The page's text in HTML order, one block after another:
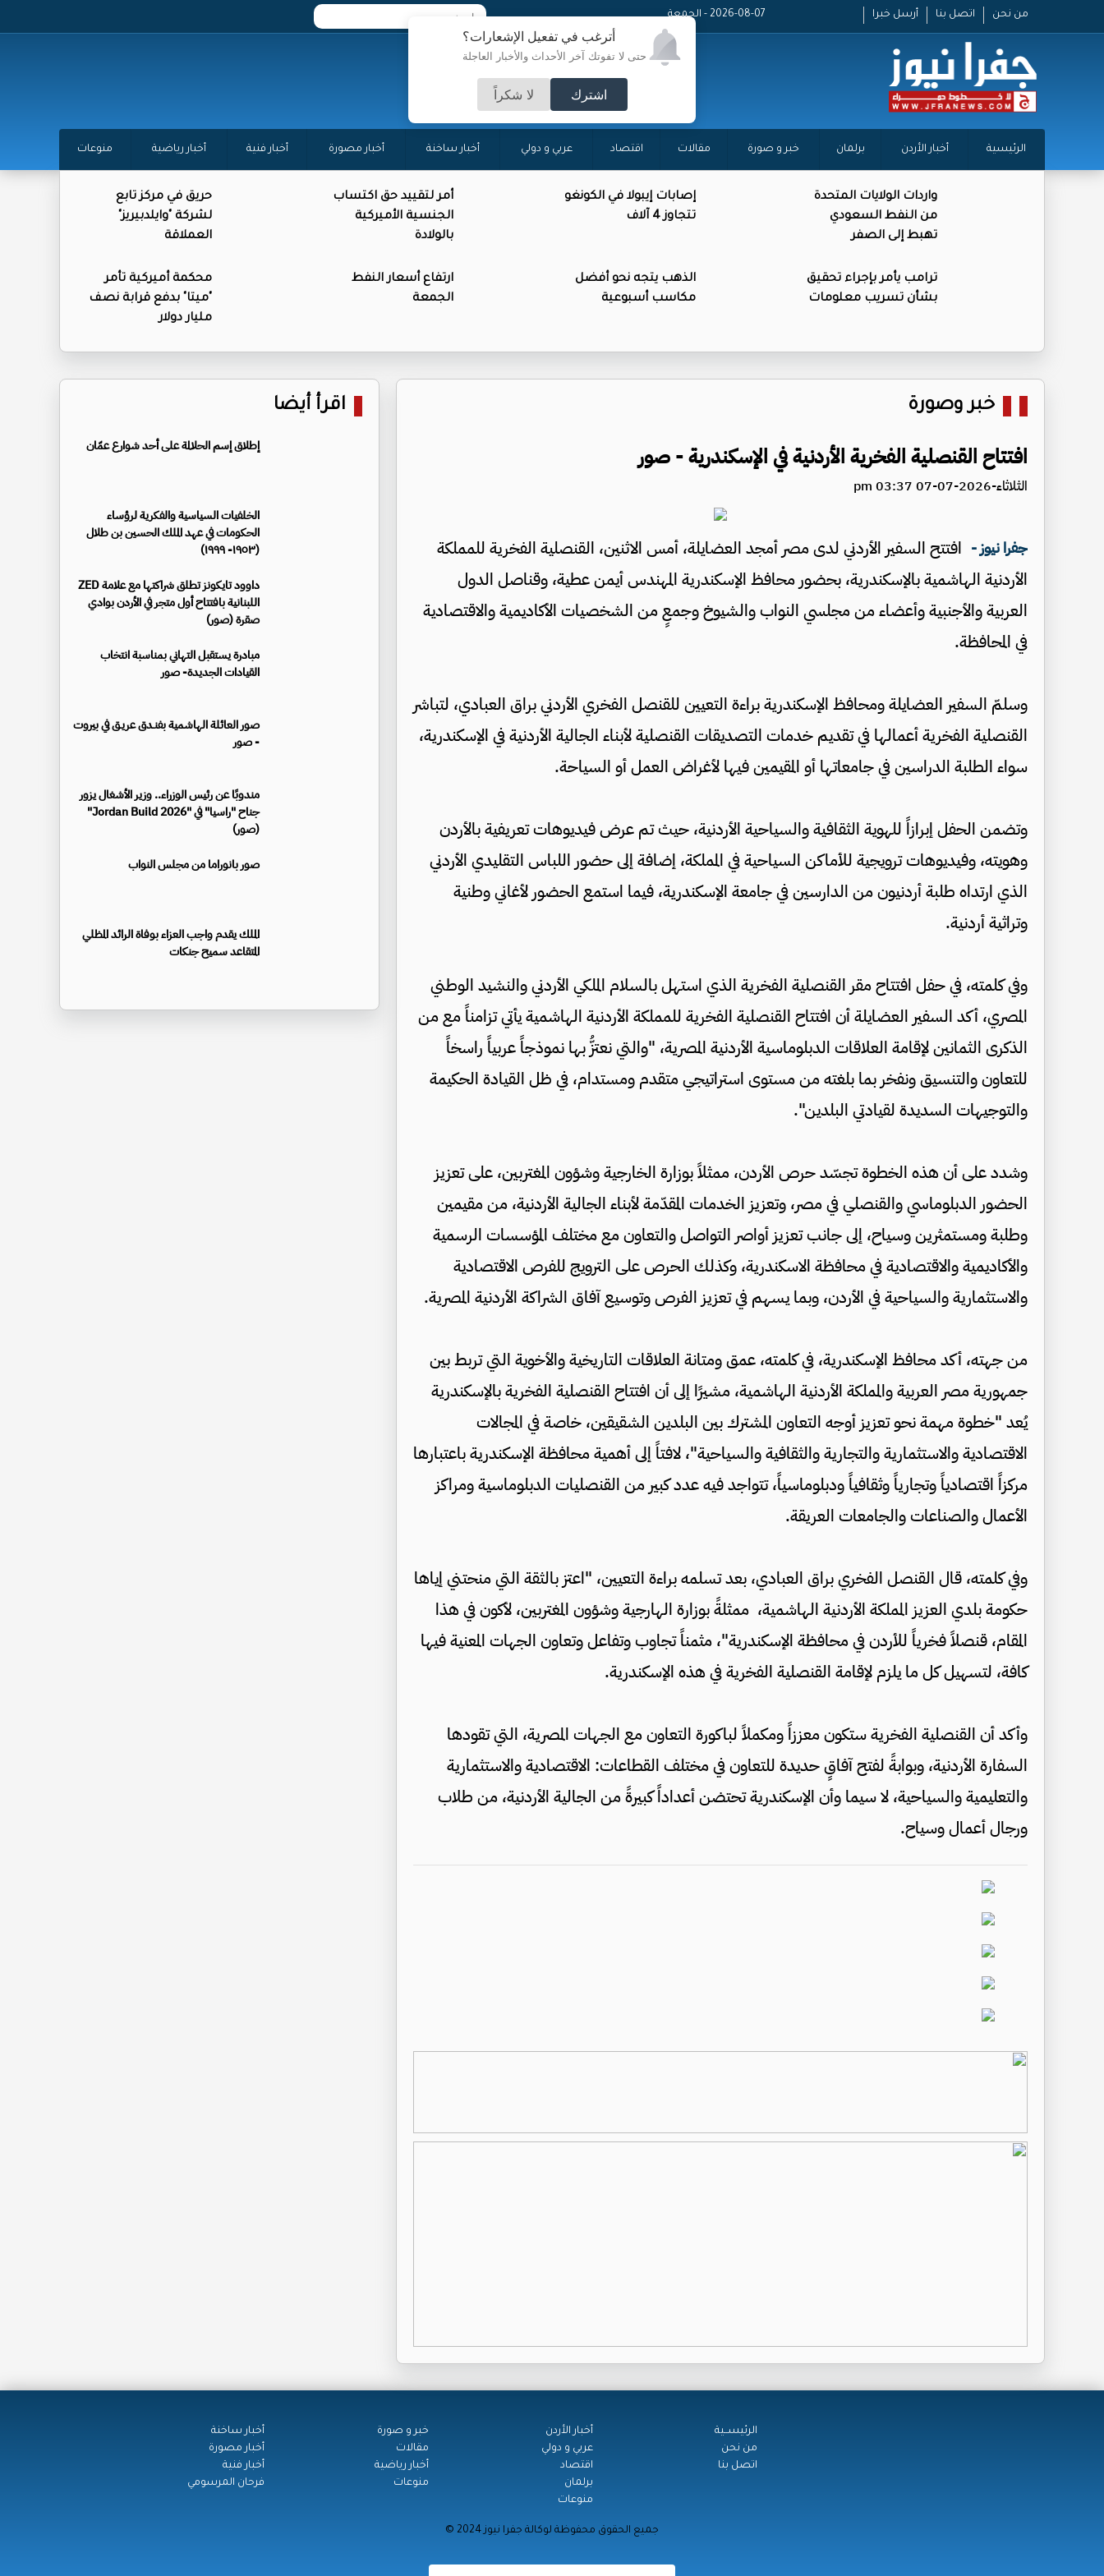
أترغب في تفعيل الإشعارات؟
حتى لا تفوتك آخر الأحداث والأخبار العاجلة
اشترك لا شكراً
من نحن اتصل بنا أرسل خبرا 2026-08-07 - الجمعة
الرئيسية أخبار الأردن برلمان خبر و صورة مقالات اقتصاد عربي و دولي أخبار ساخنة أخبار مصورة أخبار فنية أخبار رياضية منوعات
واردات الولايات المتحدة
من النفط السعودي
تهبط إلى الصفر
إصابات إيبولا في الكونغو
تتجاوز 4 آلاف
أمر لتقييد حق اكتساب
الجنسية الأميركية
بالولادة
حريق في مركز تابع
لشركة "وايلدبيريز"
العملاقة
ترامب يأمر بإجراء تحقيق
بشأن تسريب معلومات
الذهب يتجه نحو أفضل
مكاسب أسبوعية
ارتفاع أسعار النفط
الجمعة
محكمة أميركية تأمر
"ميتا" بدفع قرابة نصف
مليار دولار
خبر وصورة
افتتاح القنصلية الفخرية الأردنية في الإسكندرية - صور
الثلاثاء-2026-07-07 03:37 pm
جفرا نيوز - افتتح السفير الأردني لدى مصر أمجد العضايلة، أمس الاثنين، القنصلية الفخرية للمملكة
الأردنية الهاشمية بالإسكندرية، بحضور محافظ الإسكندرية المهندس أيمن عطية، وقناصل الدول
العربية والأجنبية وأعضاء من مجلسي النواب والشيوخ وجمعٍ من الشخصيات الأكاديمية والاقتصادية
في المحافظة.
وسلمّ السفير العضايلة ومحافظ الإسكندرية براءة التعيين للقنصل الفخري الأردني براق العبادي، لتباشر
القنصلية الفخرية أعمالها في تقديم خدمات التصديقات القنصلية لأبناء الجالية الأردنية في الإسكندرية،
سواء الطلبة الدراسين في جامعاتها أو المقيمين فيها لأغراض العمل أو السياحة.
وتضمن الحفل إبرازاً للهوية الثقافية والسياحية الأردنية، حيث تم عرض فيديوهات تعريفية بالأردن
وهويته، وفيديوهات ترويجية للأماكن السياحية في المملكة، إضافة إلى حضور اللباس التقليدي الأردني
الذي ارتداه طلبة أردنيون من الدارسين في جامعة الإسكندرية، فيما استمع الحضور لأغاني وطنية
وتراثية أردنية.
وفي كلمته، في حفل افتتاح مقر القنصلية الفخرية الذي استهل بالسلام الملكي الأردني والنشيد الوطني
المصري، أكد السفير العضايلة أن افتتاح القنصلية الفخرية للمملكة الأردنية الهاشمية يأتي تزامناً مع من
الذكرى الثمانين لإقامة العلاقات الدبلوماسية الأردنية المصرية، "والتي نعتزُّ بها نموذجاً عربياً راسخاً
للتعاون والتنسيق ونفخر بما بلغته من مستوى استراتيجي متقدم ومستدام، في ظل القيادة الحكيمة
والتوجيهات السديدة لقيادتي البلدين".
وشدد على أن هذه الخطوة تجسّد حرص الأردن، ممثلاً بوزارة الخارجية وشؤون المغتربين، على تعزيز
الحضور الدبلوماسي والقنصلي في مصر، وتعزيز الخدمات المقدّمة لأبناء الجالية الأردنية، من مقيمين
وطلبة ومستمثرين وسياح، إلى جانب تعزيز أواصر التواصل والتعاون مع مختلف المؤسسات الرسمية
والأكاديمية والاقتصادية في محافظة الاسكندرية، وكذلك الحرص على الترويج للفرص الاقتصادية
والاستثمارية والسياحية في الأردن، وبما يسهم في تعزيز الفرص وتوسيع آفاق الشراكة الأردنية المصرية.
من جهته، أكد محافظ الإسكندرية، في كلمته، عمق ومتانة العلاقات التاريخية والأخوية التي تربط بين
جمهورية مصر العربية والمملكة الأردنية الهاشمية، مشيرًا إلى أن افتتاح القنصلية الفخرية بالإسكندرية
يُعد "خطوة مهمة نحو تعزيز أوجه التعاون المشترك بين البلدين الشقيقين، خاصة في المجالات
الاقتصادية والاستثمارية والتجارية والثقافية والسياحية"، لافتاً إلى أهمية محافظة الإسكندرية باعتبارها
مركزاً اقتصادياً وتجارياً وثقافياً ودبلوماسياً، تتواجد فيه عدد كبير من القنصليات الدبلوماسية ومراكز
الأعمال والصناعات والجامعات العريقة.
وفي كلمته، قال القنصل الفخري براق العبادي، بعد تسلمه براءة التعيين، "اعتز بالثقة التي منحتني إياها
حكومة بلدي العزيز المملكة الأردنية الهاشمية، ممثلةً بوزارة الهارجية وشؤون المغتربين، لأكون في هذا
المقام، قنصلاً فخرياً للأردن في محافظة الإسكندرية"، مثمناً تجاوب وتفاعل وتعاون الجهات المعنية فيها
كافة، لتسهيل كل ما يلزم لإقامة القنصلية الفخرية في هذه الإسكندرية.
وأكد أن القنصلية الفخرية ستكون معززاً ومكملاً لباكورة التعاون مع الجهات المصرية، التي تقودها
السفارة الأردنية، وبوابةً لفتح آفاقٍ حديدة للتعاون في مختلف القطاعات: الاقتصادية والاستثمارية
والتعليمية والسياحية، لا سيما وأن الإسكندرية تحتضن أعداداً كبيرةً من الجالية الأردنية، من طلاب
ورجال أعمال وسياح.
اقرأ أيضا
إطلاق إسم الحلالمة على أحد شوارع عمّان
الخلفيات السياسية والفكرية لرؤساء
الحكومات في عهد الملك الحسين بن طلال
(١٩٥٣- ١٩٩٩)
داوود تايكونز تطلق شراكتها مع علامة ZED
اللبنانية بافتتاح أول متجر في الأردن بوادي
صقرة (صور)
مبادرة يستقبل التهاني بمناسبة انتخاب
القيادات الجديدة- صور
صور العائلة الهاشمية بفنـدق عريـق في بيروت
- صور
مندوبًا عن رئيس الوزراء.. وزير الأشغال يزور
جناح "راسيا" في "Jordan Build 2026"
(صور)
صور بانوراما من مجلس النواب
الملك يقدم واجب العزاء بوفاة الرائد المظلي
المتقاعد سميح جنكات
الرئيســية
من نحن
اتصل بنا
أخبار الأردن
عربي و دولي
اقتصاد
برلمان
منوعات
خبر و صورة
مقالات
أخبار رياضية
منوعات
أخبار ساخنة
أخبار مصورة
أخبار فنية
فرحان المرسومي
© جميع الحقوق محفوظة لوكالة جفرا نيوز 2024